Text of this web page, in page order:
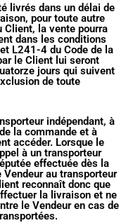
livrés dans un délai de
pour toute autre
Client, la vente pourra
dans les conditions
L241-4 du Code de la
le Client lui seront
jours qui suivent
de toute
indépendant, à
la commande et à
accéder. Lorsque le
à un transporteur
effectuée dès la
au transporteur
reconnaît donc que
la livraison et ne
le Vendeur en cas de